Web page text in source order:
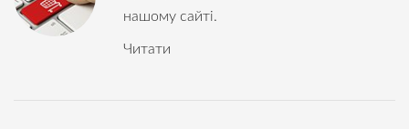
нашому сайті.
Читати